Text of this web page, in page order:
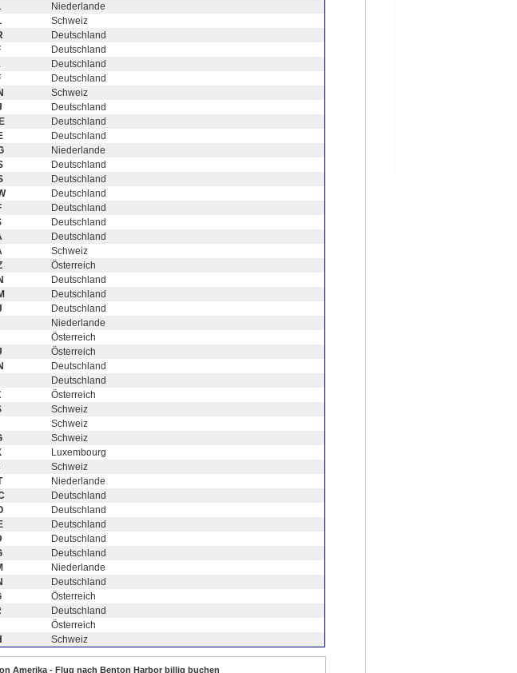
Niederlande
Schweiz
Deutschland
Deutschland
Deutschland
Deutschland
Schweiz
Deutschland
Deutschland
Deutschland
Niederlande
Deutschland
Deutschland
Deutschland
Deutschland
Deutschland
Deutschland
Schweiz
Österreich
Deutschland
Deutschland
Deutschland
Niederlande
Österreich
Österreich
Deutschland
Deutschland
Österreich
Schweiz
Schweiz
Schweiz
Luxembourg
Schweiz
Niederlande
Deutschland
Deutschland
Deutschland
Deutschland
Deutschland
Niederlande
Deutschland
Österreich
Deutschland
Österreich
Schweiz
Amerika - Flug nach Benton Harbor billig buchen